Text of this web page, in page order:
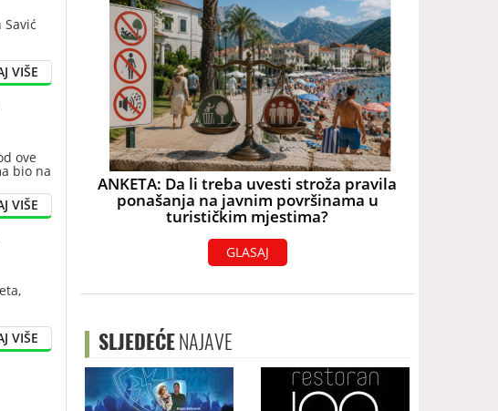
ove
bio na
ANKETA: Da li treba uvesti stroža pravila
ponašanja na javnim površinama u
turističkim mjestima?
GLASAJ
SLJEDEĆENAJAVE